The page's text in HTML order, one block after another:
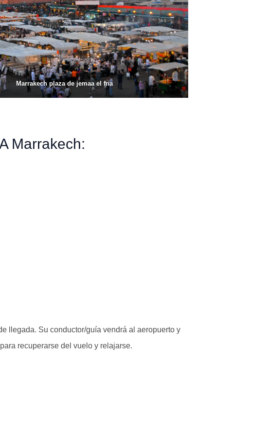
Marrakech plaza de jemaa el fna
Marrakech:
llegada. Su conductor/guía vendrá al aeropuerto y
recuperarse del vuelo y relajarse.